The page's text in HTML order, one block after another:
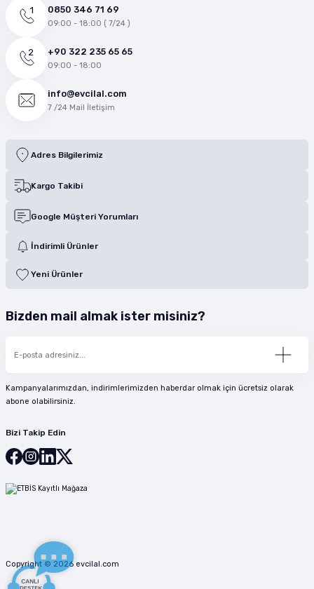
0850 346 71 69
09:00 - 18:00 ( 7/24 )
+90 322 235 65 65
09:00 - 18:00
info@evcilal.com
7 /24 Mail İletişim
Adres Bilgilerimiz
Kargo Takibi
Google Müşteri Yorumları
İndirimli Ürünler
Yeni Ürünler
Bizden mail almak ister misiniz?
Kampanyalarımızdan, indirimlerimizden haberdar olmak için ücretsiz olarak
abone olabilirsiniz.
Bizi Takip Edin
Copyright © 2026 evcilal.com